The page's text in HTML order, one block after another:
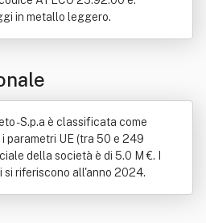
in metallo leggero.
- S.p.a è classificata come
parametri UE (tra 50 e 249
della società è di 5.0 M €. I
si riferiscono all'anno 2024.